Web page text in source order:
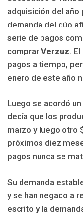
adquisición del año
demanda del dúo
serie de pagos
comprar Verzuz.
pagos a tiempo,
enero de este año
Luego se acordó
decía que los
marzo y luego otro
próximos diez
pagos nunca se
Su demanda
y se han negado a
escrito y la